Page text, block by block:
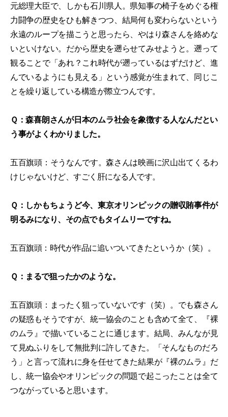
元総理大臣で、しかも石川県人。県知事の椅子をめぐる権
力闘争の歴史をひも解きつつ、結局何も変わらないという
永遠のループを描こうと思ったら、やはり森さんを絡めな
いといけない。だから歴史を遡らせてみせようと。遡って
観ることで「あれ？これ時代が遡っているはずだけど、進
んでいるようにも見える」という感覚が生まれて、同じこ
とを繰り返している構造が際立つんです。
Ｑ：森喜朗さんが日本のムラ社会を象徴する人なんだとい
う事がよくわかりました。
五百旗頭：そうなんです。森さんは映画に沢山出てくるわ
けじゃないけど、すごく肝になる人です。
Ｑ：しかもちょうど今、東京オリンピックの贈収賄事件が
明るみになり、その点でもタイムリーですね。
五百旗頭：時代が作品に追いついてきたというか（笑）。
Ｑ：まるで狙ったかのような。
五百旗頭：まったく狙っていないです（笑）。でも森さん
の疑惑もそうですが、統一協会のことも含めて全て、『裸
のムラ』で描いていることに通じます。結局、みんなが見
て見ぬふりをして無批判に許してきた。「そんなものだろ
う」と言って流れに身を任せてきた結果が『裸のムラ』だ
し、統一協会やオリンピックの問題で起こったことは全て
つながっていると思います。